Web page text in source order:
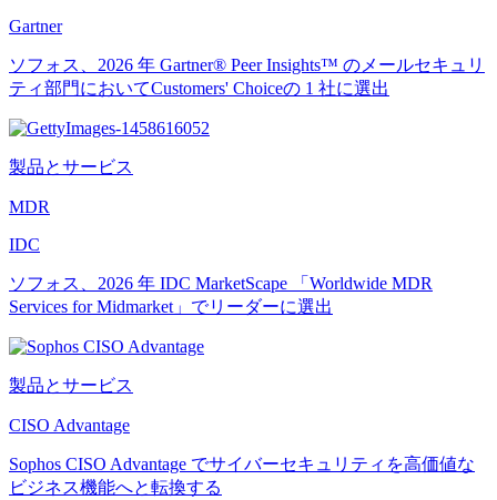
Gartner
ソフォス、2026 年 Gartner® Peer Insights™ のメールセキュリ
ティ部門においてCustomers' Choiceの 1 社に選出
製品とサービス
MDR
IDC
ソフォス、2026 年 IDC MarketScape 「Worldwide MDR
Services for Midmarket」でリーダーに選出
製品とサービス
CISO Advantage
Sophos CISO Advantage でサイバーセキュリティを高価値な
ビジネス機能へと転換する